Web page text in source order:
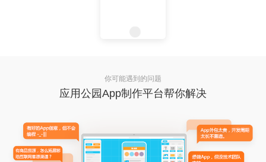
你可能遇到的问题
应用公园App制作平台帮你解决